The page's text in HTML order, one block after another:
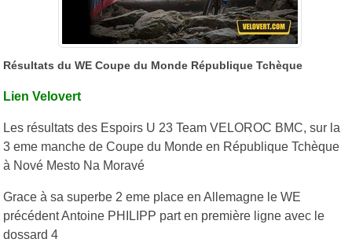
Résultats du WE Coupe du Monde République Tchèque
Lien Velovert
Les résultats des Espoirs U 23 Team VELOROC BMC, sur la
3 eme manche de Coupe du Monde en République Tchèque
à Nové Mesto Na Moravé
Grace à sa superbe 2 eme place en Allemagne le WE
précédent Antoine PHILIPP part en première ligne avec le
dossard 4